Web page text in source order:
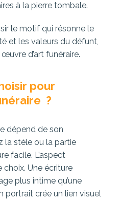
à la pierre tombale.
le motif qui résonne le
et les valeurs du défunt,
d’art funéraire.
pour
?
dépend de son
la stèle ou la partie
facile. L’aspect
Une écriture
plus intime qu’une
portrait crée un lien visuel